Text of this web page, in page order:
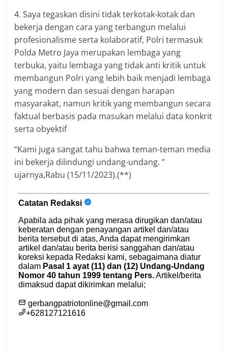
4. Saya tegaskan disini tidak terkotak-kotak dan
bekerja dengan cara yang terbangun melalui
profesionalisme serta kolaboratif, Polri termasuk
Polda Metro Jaya merupakan lembaga yang
terbuka, yaitu lembaga yang tidak anti kritik untuk
membangun Polri yang lebih baik menjadi lembaga
yang modern dan sesuai dengan harapan
masyarakat, namun kritik yang membangun secara
faktual berbasis pada masukan melalui data konkrit
serta obyektif
“Kami juga sangat tahu bahwa teman-teman media
ini bekerja dilindungi undang-undang. ”
ujarnya,Rabu (15/11/2023).(**)